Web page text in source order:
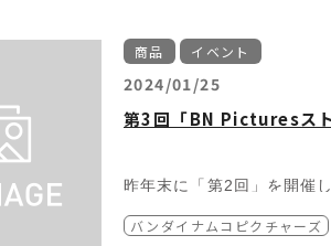
「BNPポスターコレクシ
たに定番となる商品を追加
・ケロロ軍曹 トレーディ
価格：税込880円
・BNPポスターコレクシ
価格：税込2,800円
商品 イベント
2024/01/25
第3回「BN Picturesス
昨年末に「第2回」を開催
前回販売のあった商品に加
・「ケロロ誕生日イベント
バンダイナムコピクチャーズ